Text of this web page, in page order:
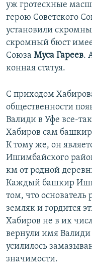
уж гротескные
герою Советского
установили
скромный бюст
Союза Муса Гареев.
конная статуя.
С приходом
общественности
Валиди в Уфе все-
Хабиров сам
К тому же, он
Ишимбайского
км от родной
Каждый башкир
том, что
земляк и гордится
Хабиров не в их
вернули имя Валиди
усилилось
значимости.